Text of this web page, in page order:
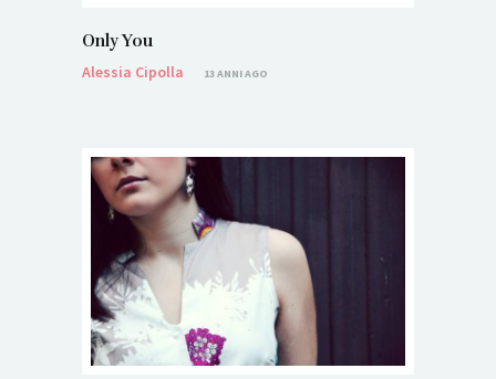
Only You
Alessia Cipolla
13 ANNI AGO